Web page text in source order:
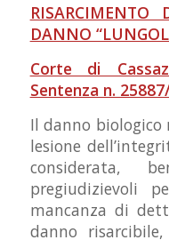
RISARCIMENTO
DANNO
Corte di
Sentenza n.
Il danno biologico
lesione
considerata,
pregiudizievoli
mancanza di
danno